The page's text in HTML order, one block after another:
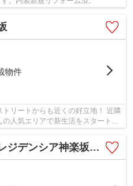
物件
リートからも近くの好立地！ 近隣
人気エリアで新生活をスタート！
シア神楽坂ウェスト・テラス